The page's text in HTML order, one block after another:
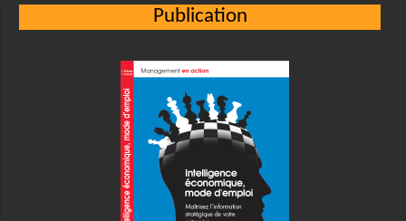
Publication